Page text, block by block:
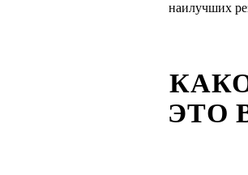
наилучших
ЭТО